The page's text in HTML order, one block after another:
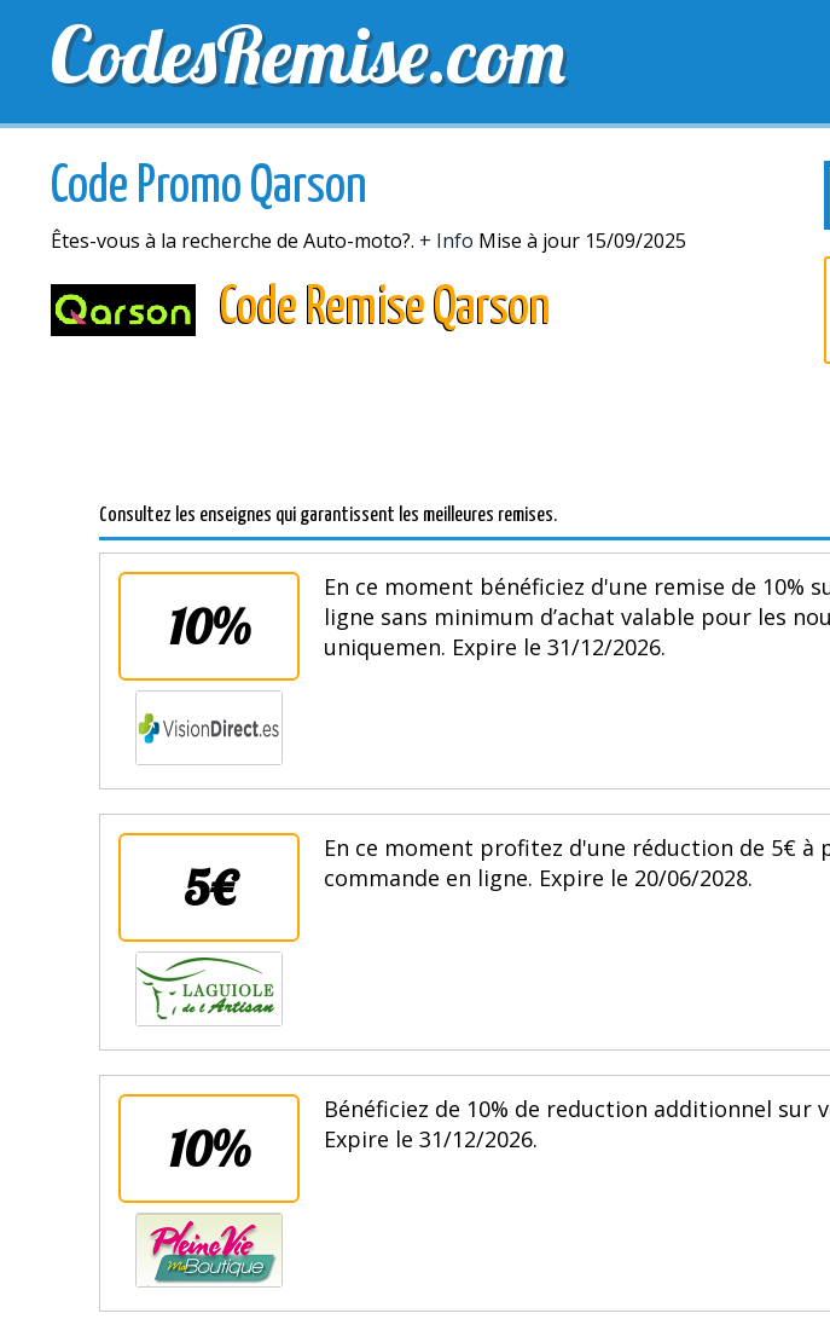
CodesRemise.com
MEILLEURS CODES PROMO
Code Promo Qarson
Êtes-vous à la recherche de Auto-moto?. + Info Mise à jour 15/09/2025
Code Remise Qarson
Consultez les enseignes qui garantissent les meilleures remises.
10%
En ce moment bénéficiez d'une remise de 10%
ligne sans minimum d’achat valable pour les
uniquemen. Expire le 31/12/2026.
5€
En ce moment profitez d'une réduction de 5€ à
commande en ligne. Expire le 20/06/2028.
10%
Bénéficiez de 10% de reduction additionnel sur
Expire le 31/12/2026.